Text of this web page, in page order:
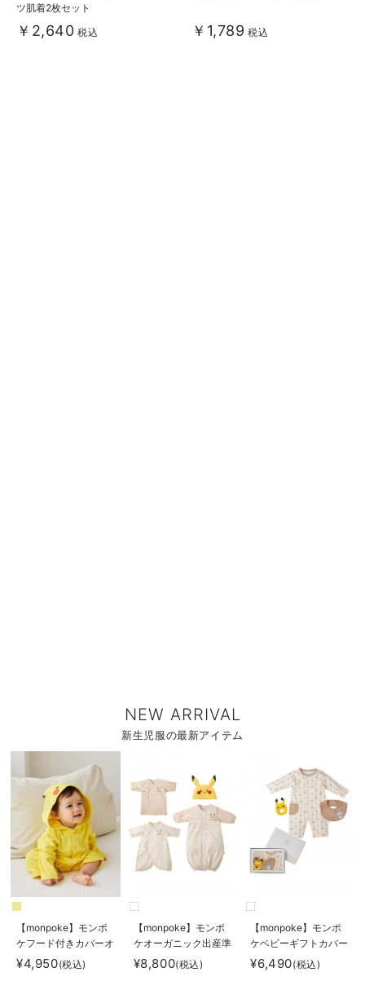
ツ肌着2枚セット
￥2,640 税込 ￥1,789 税込
NEW ARRIVAL
新生児服の最新アイテム
【monpoke】モンポ
ケフード付きカバーオ
ール
¥4,950(税込)
【monpoke】モンポ
ケオーガニック出産準
備セット
¥8,800(税込)
【monpoke】モンポ
ケベビーギフトカバー
オール3点セット
¥6,490(税込)